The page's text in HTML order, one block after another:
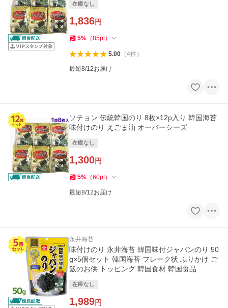
在庫なし
1,836円
5% （85pt）
5.00（4件）
最短8/12お届け
ソチョン 伝統韓国のり 8枚×12p入り 韓国海苔
味付けのり えごま油 オーバーシーズ
在庫なし
1,300円
5% （60pt）
最短8/12お届け
永井海苔
味付けのり 永井海苔 韓国味付ジャバンのり 50
g×5個セット 韓国海苔 フレーク状 ふりかけ ご
飯のお供 トッピング 韓国食材 韓国食品
在庫なし
1,989円